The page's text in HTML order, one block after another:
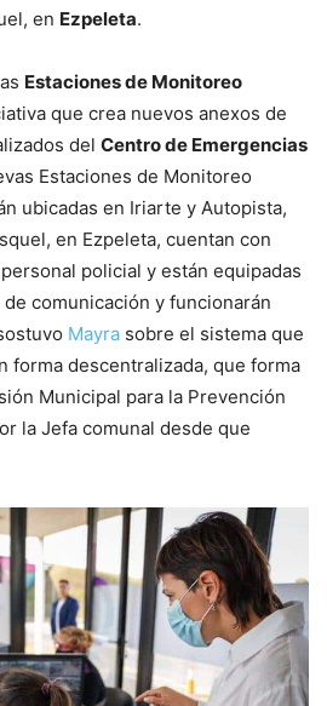
en Ezpeleta.
Estaciones de Monitoreo
que crea nuevos anexos de
del Centro de Emergencias
Estaciones de Monitoreo
ubicadas en Iriarte y Autopista,
en Ezpeleta, cuentan con
policial y están equipadas
comunicación y funcionarán
Mayra sobre el sistema que
forma descentralizada, que forma
Municipal para la Prevención
la Jefa comunal desde que